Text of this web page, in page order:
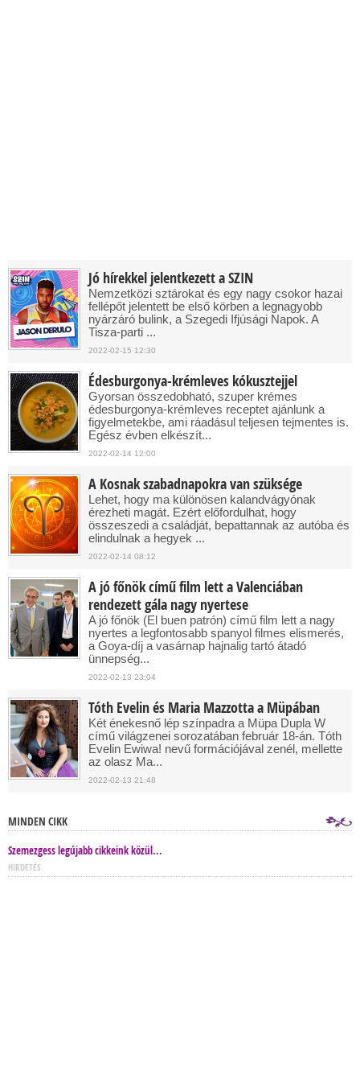
Jó hírekkel jelentkezett a SZIN
Nemzetközi sztárokat és egy nagy csokor hazai
fellépőt jelentett be első körben a legnagyobb
nyárzáró bulink, a Szegedi Ifjúsági Napok. A
Tisza-parti ...
2022-02-15 12:30
Édesburgonya-krémleves kókusztejjel
Gyorsan összedobható, szuper krémes
édesburgonya-krémleves receptet ajánlunk a
figyelmetekbe, ami ráadásul teljesen tejmentes is.
Egész évben elkészít...
2022-02-14 12:00
A Kosnak szabadnapokra van szüksége
Lehet, hogy ma különösen kalandvágyónak
érezheti magát. Ezért előfordulhat, hogy
összeszedi a családját, bepattannak az autóba és
elindulnak a hegyek ...
2022-02-14 08:12
A jó főnök című film lett a Valenciában
rendezett gála nagy nyertese
A jó főnök (El buen patrón) című film lett a nagy
nyertes a legfontosabb spanyol filmes elismerés,
a Goya-díj a vasárnap hajnalig tartó átadó
ünnepség...
2022-02-13 23:04
Tóth Evelin és Maria Mazzotta a Müpában
Két énekesnő lép színpadra a Müpa Dupla W
című világzenei sorozatában február 18-án. Tóth
Evelin Ewiwa! nevű formációjával zenél, mellette
az olasz Ma...
2022-02-13 21:48
MINDEN CIKK
Szemezgess legújabb cikkeink közül...
HIRDETÉS